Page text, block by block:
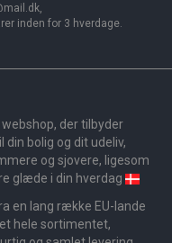
inden for 3 hverdage.
der tilbyder
bolig og dit udeliv,
og sjovere, ligesom
glæde i din hverdag
en lang række EU-lande
hele sortimentet,